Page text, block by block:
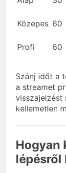
Közepes 60
Profi 60
Szánj időt a
a streamet
visszajelzést
kellemetlen
Hogyan
lépésről